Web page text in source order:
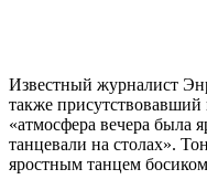
Известный журналист
также
«атмосфера вечера была
танцевали на столах».
яростным танцем